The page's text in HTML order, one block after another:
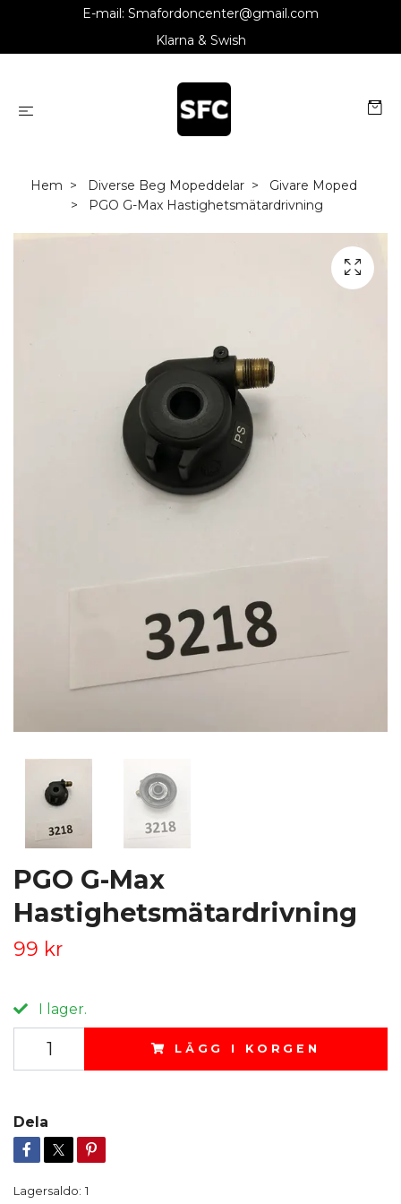
E-mail: Smafordoncenter@gmail.com
Klarna & Swish
Hem Diverse Beg Mopeddelar
Givare Moped
PGO G-Max Hastighetsmätardrivning
PGO G-Max
Hastighetsmätardrivning
99 kr
I lager.
LÄGG I KORGEN
Dela
Lagersaldo: 1